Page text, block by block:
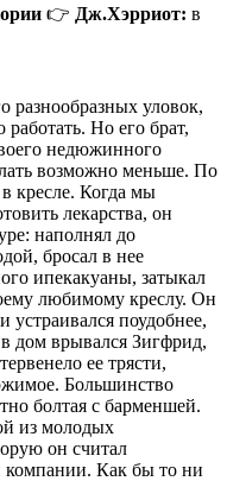
👉 Дж.Хэрриот: в
разнообразных уловок,
работать. Но его брат,
недюжинного
возможно меньше. По
кресле. Когда мы
лекарства, он
наполнял до
бросал в нее
ипекакуаны, затыкал
любимому креслу. Он
устраивался поудобнее,
дом врывался Зигфрид,
ее трясти,
Большинство
болтая с барменшей.
из молодых
он считал
компании. Как бы то ни